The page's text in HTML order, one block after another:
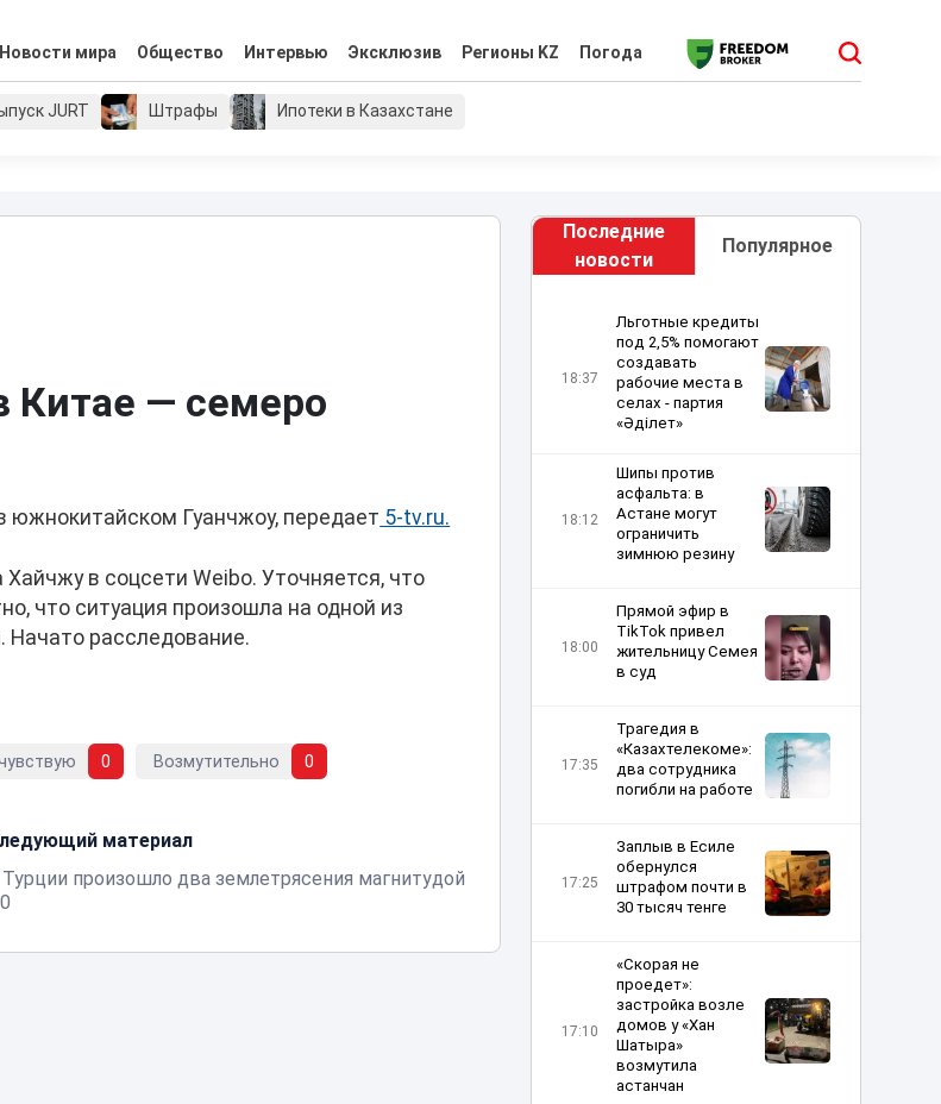
Новости мира Общество Интервью Эксклюзив Регионы KZ Погода
JURT Штрафы Ипотеки в Казахстане
Китае — семеро
южнокитайском Гуанчжоу, передает 5-tv.ru.
в соцсети Weibo. Уточняется, что
что ситуация произошла на одной из
Начато расследование.
0 Возмутительно 0
материал
произошло два землетрясения магнитудой
Последние
новости
Популярное
18:37
Льготные кредиты
под 2,5% помогают
создавать
рабочие места в
селах - партия
«Әділет»
18:12
Шипы против
асфальта: в
Астане могут
ограничить
зимнюю резину
18:00
Прямой эфир в
TikTok привел
жительницу Семея
в суд
17:35
Трагедия в
«Казахтелекоме»:
два сотрудника
погибли на работе
17:25
Заплыв в Есиле
обернулся
штрафом почти в
30 тысяч тенге
17:10
«Скорая не
проедет»:
застройка возле
домов у «Хан
Шатыра»
возмутила
астанчан